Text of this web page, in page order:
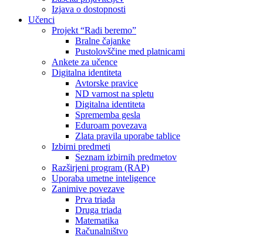
Izjava o dostopnosti
Učenci
Projekt “Radi beremo”
Bralne čajanke
Pustolovščine med platnicami
Ankete za učence
Digitalna identiteta
Avtorske pravice
ND varnost na spletu
Digitalna identiteta
Sprememba gesla
Eduroam povezava
Zlata pravila uporabe tablice
Izbirni predmeti
Seznam izbirnih predmetov
Razširjeni program (RAP)
Uporaba umetne inteligence
Zanimive povezave
Prva triada
Druga triada
Matematika
Računalništvo